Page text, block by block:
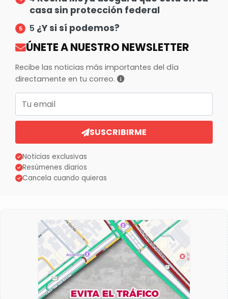
casa sin protección federal
5 ¿Y si sí podemos?
ÚNETE A NUESTRO NEWSLETTER
Recibe las noticias más importantes del día
directamente en tu correo.
SUSCRIBIRME
Noticias exclusivas
Resúmenes diarios
Cancela cuando quieras